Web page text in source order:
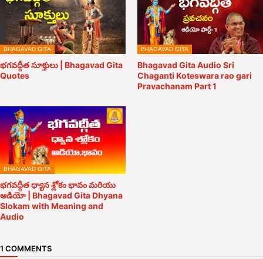
BHAGAVAD GITA
భగవద్గీత సూక్తులు | Bhagavad Gita
Quotes
BHAGAVAD GITA
Bhagavad Gita Audio Sri
Chaganti Koteswara rao gari
Pravachanam Part 1
BHAGAVAD GITA
భగవద్గీత ధ్యాన శ్లోకం భావం మరియు
ఆడియో | Bhagavad Gita Dhyana
Slokam with Meaning and
Audio
1 COMMENTS